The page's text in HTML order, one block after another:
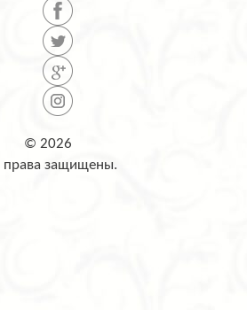
© 2026
права защищены.